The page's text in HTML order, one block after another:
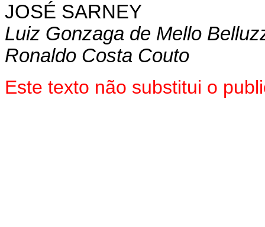
JOSÉ SARNEY
Luiz Gonzaga de Mello
Ronaldo Costa Couto
Este texto não substitui o